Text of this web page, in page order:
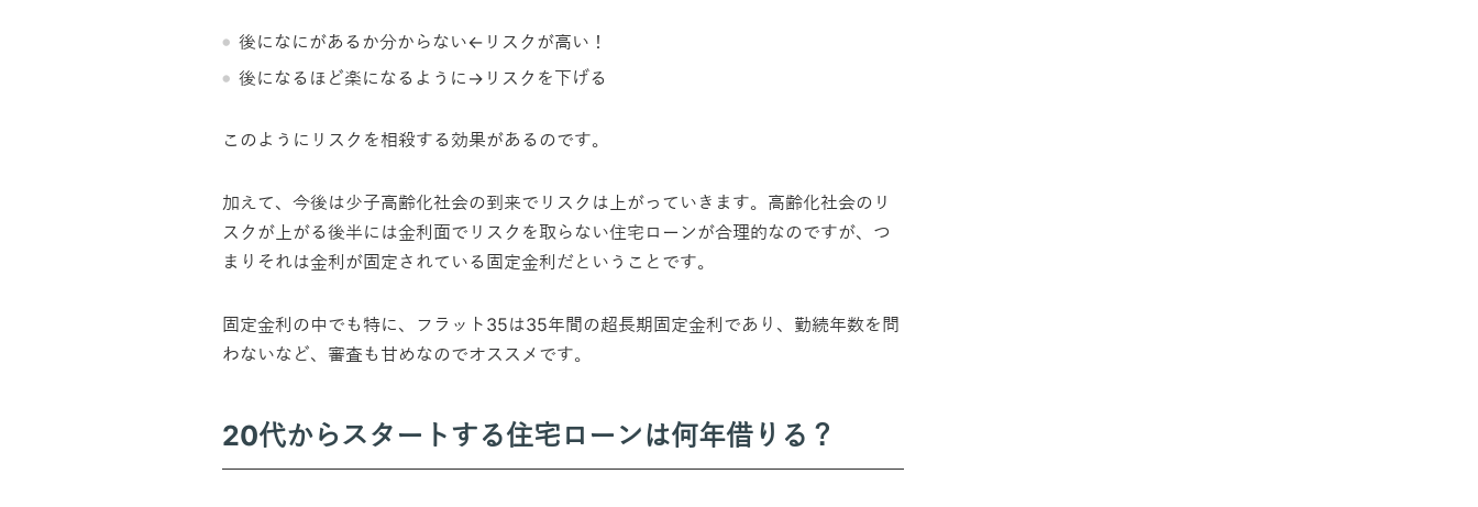
後になにがあるか分からない←リスクが高い！
後になるほど楽になるように→リスクを下げる
このようにリスクを相殺する効果があるのです。
加えて、今後は少子高齢化社会の到来でリスクは上がっていきます。高齢化社会のリ
スクが上がる後半には金利面でリスクを取らない住宅ローンが合理的なのですが、つ
まりそれは金利が固定されている固定金利だということです。
固定金利の中でも特に、フラット35は35年間の超長期固定金利であり、勤続年数を問
わないなど、審査も甘めなのでオススメです。
20代からスタートする住宅ローンは何年借りる？